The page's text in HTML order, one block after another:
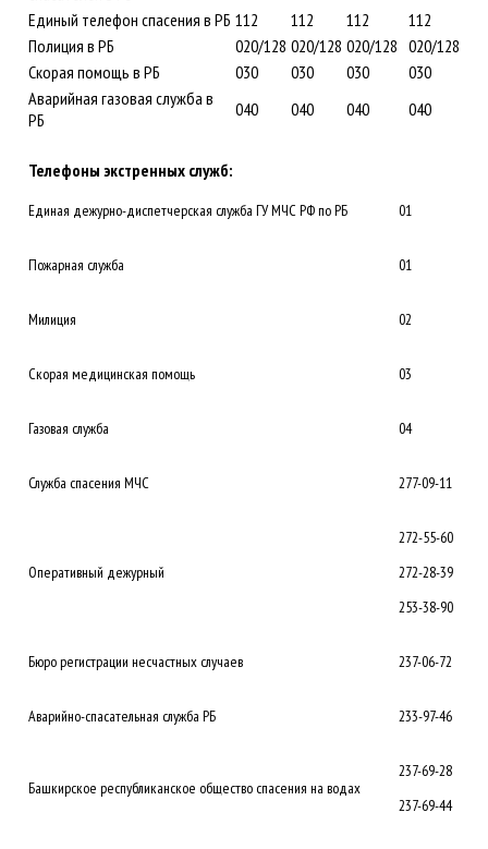
Единый телефон спасения в РБ 112 112 112
112
Полиция в РБ
020/128 020/128 020/128 020/128
Скорая помощь в РБ
030 030 030
030
Аварийная газовая служба в
РБ
040 040 040 040
Телефоны экстренных служб:
Единая дежурно-диспетчерская служба ГУ МЧС РФ по РБ 01
Пожарная служба 01
Милиция 02
Скорая медицинская помощь 03
Газовая служба 04
Служба спасения МЧС 277-09-11
Оперативный дежурный
272-55-60
272-28-39
253-38-90
Бюро регистрации несчастных случаев 237-06-72
Аварийно-спасательная служба РБ 233-97-46
Башкирское республиканское общество спасения на водах
237-69-28
237-69-44